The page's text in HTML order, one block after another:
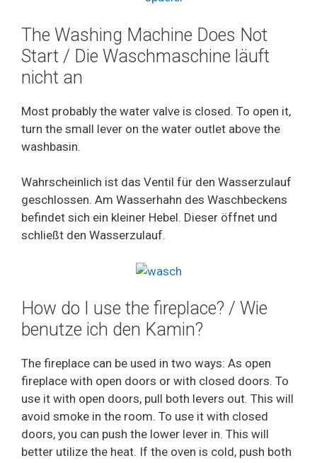
The Washing Machine Does Not
Start / Die Waschmaschine läuft
nicht an
Most probably the water valve is closed. To open it,
turn the small lever on the water outlet above the
washbasin.
Wahrscheinlich ist das Ventil für den Wasserzulauf
geschlossen. Am Wasserhahn des Waschbeckens
befindet sich ein kleiner Hebel. Dieser öffnet und
schließt den Wasserzulauf.
How do I use the fireplace? / Wie
benutze ich den Kamin?
The fireplace can be used in two ways: As open
fireplace with open doors or with closed doors. To
use it with open doors, pull both levers out. This will
avoid smoke in the room. To use it with closed
doors, you can push the lower lever in. This will
better utilize the heat. If the oven is cold, push both